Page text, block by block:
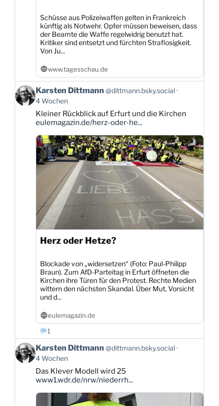
Schüsse aus Polizeiwaffen gelten in Frankreich
künftig als Notwehr. Opfer müssen beweisen, dass
der Beamte die Waffe regelwidrig benutzt hat.
Kritiker sind entsetzt und fürchten Straflosigkeit.
Von Ju...
www.tagesschau.de
Beitrag
von
Karsten
Dittmann
Bluesky
ansehen
Karsten Dittmann @dittmann.bsky.social
4 Wochen
Kleiner Rückblick auf Erfurt und die Kirchen
eulemagazin.de/herz-oder-he...
Herz oder Hetze?
Blockade von „widersetzen“ (Foto: Paul-Philipp
Braun). Zum AfD-Parteitag in Erfurt öffneten die
Kirchen ihre Türen für den Protest. Rechte Medien
wittern den nächsten Skandal. Über Mut, Vorsicht
und d...
eulemagazin.de
1
Beitrag
von
Karsten
Dittmann
Bluesky
Karsten Dittmann @dittmann.bsky.social
4 Wochen
Das Klever Modell wird 25
www1.wdr.de/nrw/niederrh...